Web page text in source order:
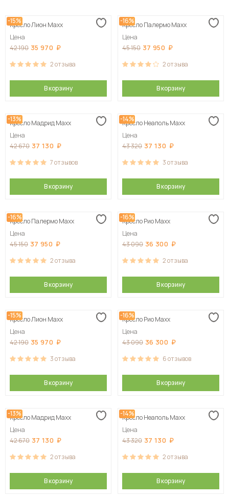
Сначала дорогие
-15%
Кресло Лион Maxx
Цена
42 190 35 970
2отзыва
В корзину
-16%
Кресло Палермо Maxx
Цена
45 150 37 950
2отзыва
В корзину
-13%
Кресло Мадрид Maxx
Цена
42 670 37 130
7отзывов
В корзину
-14%
Кресло Неаполь Maxx
Цена
43 320 37 130
3отзыва
В корзину
-16%
Кресло Палермо Maxx
Цена
45 150 37 950
2отзыва
В корзину
-16%
Кресло Рио Maxx
Цена
43 090 36 300
2отзыва
В корзину
-15%
Кресло Лион Maxx
Цена
42 190 35 970
3отзыва
В корзину
-16%
Кресло Рио Maxx
Цена
43 090 36 300
6отзывов
В корзину
-13%
Кресло Мадрид Maxx
Цена
42 670 37 130
2отзыва
В корзину
-14%
Кресло Неаполь Maxx
Цена
43 320 37 130
2отзыва
В корзину